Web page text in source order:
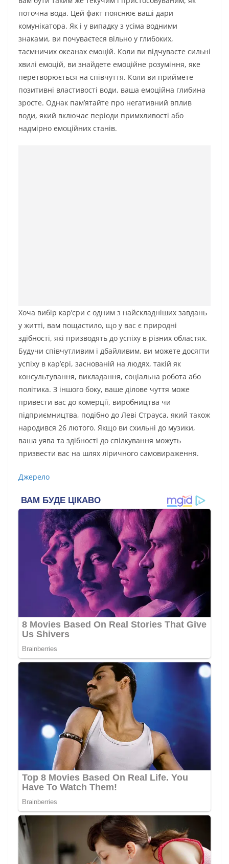
поточна вода. Цей факт пояснює ваші дари
комунікатора. Як і у випадку з усіма водними
знаками, ви почуваєтеся вільно у глибоких,
таємничих океанах емоцій. Коли ви відчуваєте сильні
хвилі емоцій, ви знайдете емоційне розуміння, яке
перетворюється на співчуття. Коли ви приймете
позитивні властивості води, ваша емоційна глибина
зросте. Однак пам’ятайте про негативний вплив
води, який включає періоди примхливості або
надмірно емоційних станів.
Хоча вибір кар’єри є одним з найскладніших завдань
у житті, вам пощастило, що у вас є природні
здібності, які призводять до успіху в різних областях.
Будучи співчутливим і дбайливим, ви можете досягти
успіху в кар’єрі, заснованій на людях, такій як
консультування, викладання, соціальна робота або
політика. З іншого боку, ваше ділове чуття може
привести вас до комерції, виробництва чи
підприємництва, подібно до Леві Страуса, який також
народився 26 лютого. Якщо ви схильні до музики,
ваша уява та здібності до спілкування можуть
призвести вас на шлях ліричного самовираження.
Джерело